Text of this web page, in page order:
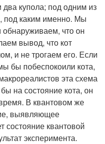
купола; под одним из
под каким именно. Мы
что он
вывод, что кот
и не трогаем его. Если
бы побеспокоили кота,
эта схема
на состояние кота, он
В квантовом же
выявляющее
состояние квантовой
эксперимента.